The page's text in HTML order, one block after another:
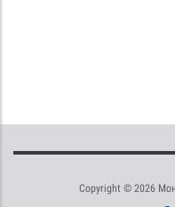
Copyright © 2026